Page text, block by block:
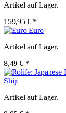
Artikel auf Lager.
159,95 € *
Euro
Artikel auf Lager.
8,49 € *
Ship
Artikel auf Lager.